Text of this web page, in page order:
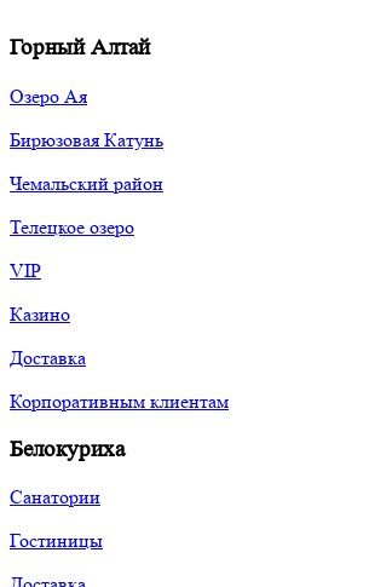
Горный Алтай
Озеро Ая
Бирюзовая Катунь
Чемальский район
Телецкое озеро
VIP
Казино
Доставка
Корпоративным клиентам
Белокуриха
Санатории
Гостиницы